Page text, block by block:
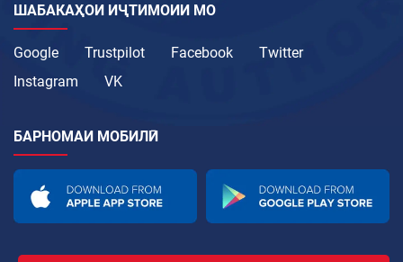
ШАБАКАҲОИ ИҶТИМОИИ МО
Google Trustpilot Facebook
Twitter
Instagram
VK
БАРНОМАИ МОБИЛӢ